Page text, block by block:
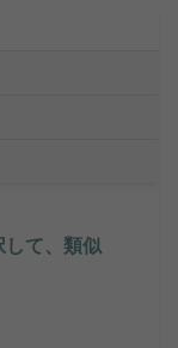
て、類似